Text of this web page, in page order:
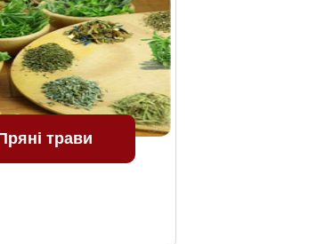
трави